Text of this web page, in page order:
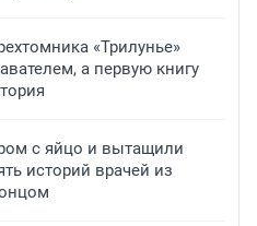
«Трилунье»
а первую книгу
с яйцо и вытащили
историй врачей из